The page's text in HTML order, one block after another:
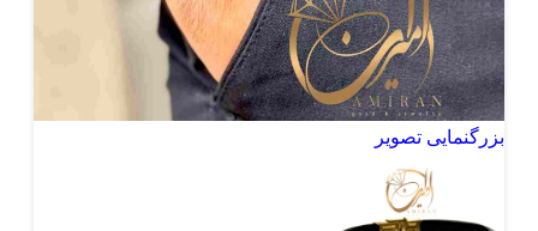
بزرگنمایی تصویر